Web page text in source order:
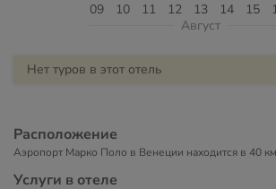
09 10 11 12 13 14 15
Август
Нет туров в этот отель
Расположение
Аэропорт Марко Поло в Венеции находится в 40 км
Услуги в отеле